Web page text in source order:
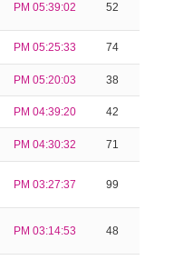
PM 05:39:02 52
PM 05:25:33 74
PM 05:20:03 38
PM 04:39:20 42
PM 04:30:32 71
PM 03:27:37 99
PM 03:14:53 48